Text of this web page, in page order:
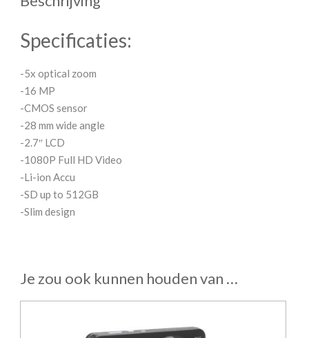
Specificaties:
-5x optical zoom
-16 MP
-CMOS sensor
-28 mm wide angle
-2.7″ LCD
-1080P Full HD Video
-Li-ion Accu
-SD up to 512GB
-Slim design
Je zou ook kunnen houden van …